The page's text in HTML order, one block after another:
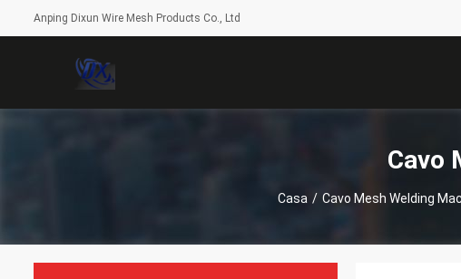
Anping Dixun Wire Mesh Products Co., Ltd
Cavo
Casa / Cavo Mesh Welding